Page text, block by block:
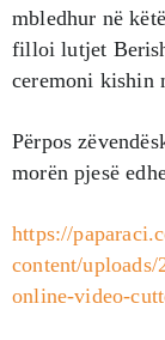
mbledhur në
filloi lutjet
ceremoni kishin
Përpos
morën pjesë
https://
content/uploads/
online-video-